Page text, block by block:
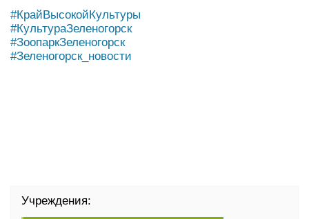
#КрайВысокойКультуры
#КультураЗеленогорск
#ЗоопаркЗеленогорск
#Зеленогорск_новости
Учреждения: